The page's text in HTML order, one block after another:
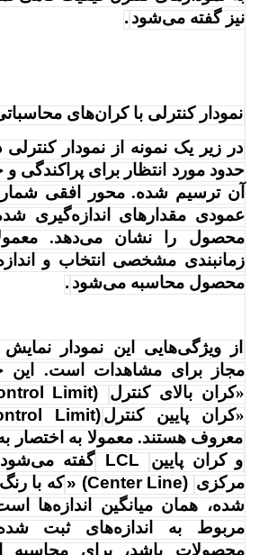
نیز گفته می‌شود .
نمودار کنترلی با کران‌های
در زیر یک نمونه از نمودار
حدود مورد انتظار برای
آن ترسیم شده. محور افقی
عمودی مقدارهای اندازه‌گیری
محصول را نشان می‌دهد.
زمانبندی مشخصی انتخاب و
محصول محاسبه می‌شود .
از ویژگی‌هایی این نمودار
مجاز برای مشاهدات است. این
«کران بالای کنترل
Limit)
«کران پایین کنترلLimit)
معروف هستند. معمولا به اختصار به
و کران پایین
LCL
گفته
مرکزی » (Center Line)که با
شده، همان میانگین اندازه‌ها
مربوط به اندازه‌های ثبت
محصولات باشد، برای محاسبه